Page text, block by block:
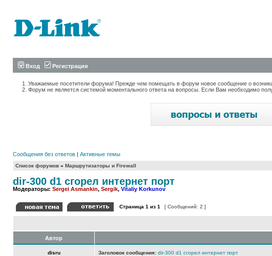
Вход Регистрация
Уважаемые посетители форума! Прежде чем помещать в форум новое сообщение о
Форум не является системой моментального ответа на вопросы. Если Вам необходимо
Сообщения без ответов | Активные темы
Список форумов » Маршрутизаторы и Firewall
dir-300 d1 сгорел интернет порт
Модераторы: Sergei Asmankin, Sergik, Vitaliy Korkunov
Страница 1 из 1 [ Сообщений: 2 ]
Автор
disru Заголовок сообщения: dir-300 d1 сгорел интернет порт